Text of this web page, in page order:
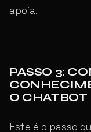
apoia.
PASSO 3:
O CHATBOT
Este é o passo